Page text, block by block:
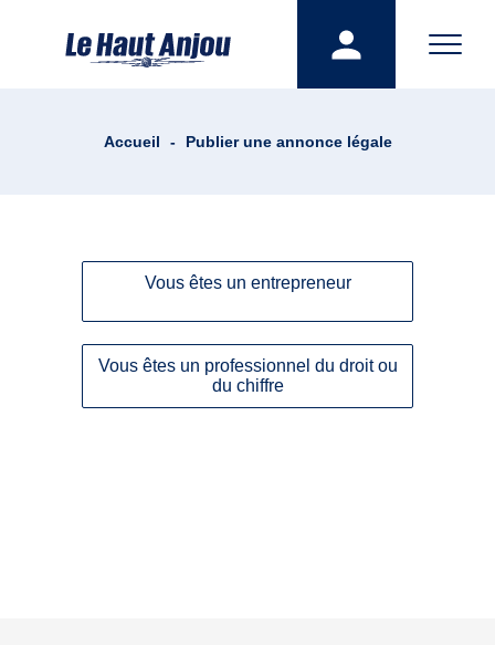
Accueil - Publier une annonce légale
Vous êtes un entrepreneur
Vous êtes un professionnel du droit ou
du chiffre